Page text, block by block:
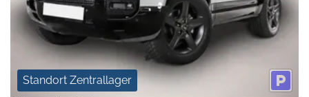
Standort Zentrallager